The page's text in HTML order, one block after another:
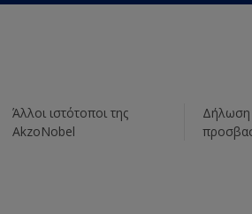
Άλλοι ιστότοποι της
AkzoNobel
Δήλωση